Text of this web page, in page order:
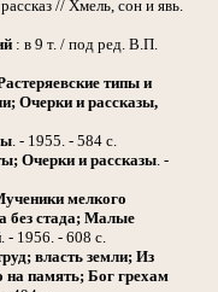
// Хмель, сон и явь.
: в 9 т. / под ред. В.П.
типы и
Очерки и рассказы,
. - 1955. - 584 с.
Очерки и рассказы. -
мелкого
без стада; Малые
. - 1956. - 608 с.
власть земли; Из
на память; Бог грехам